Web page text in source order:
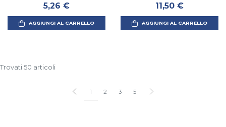
5,26 €
AGGIUNGI AL CARRELLO
11,50 €
AGGIUNGI AL CARRELLO
Trovati 50 articoli
1 2 3 5